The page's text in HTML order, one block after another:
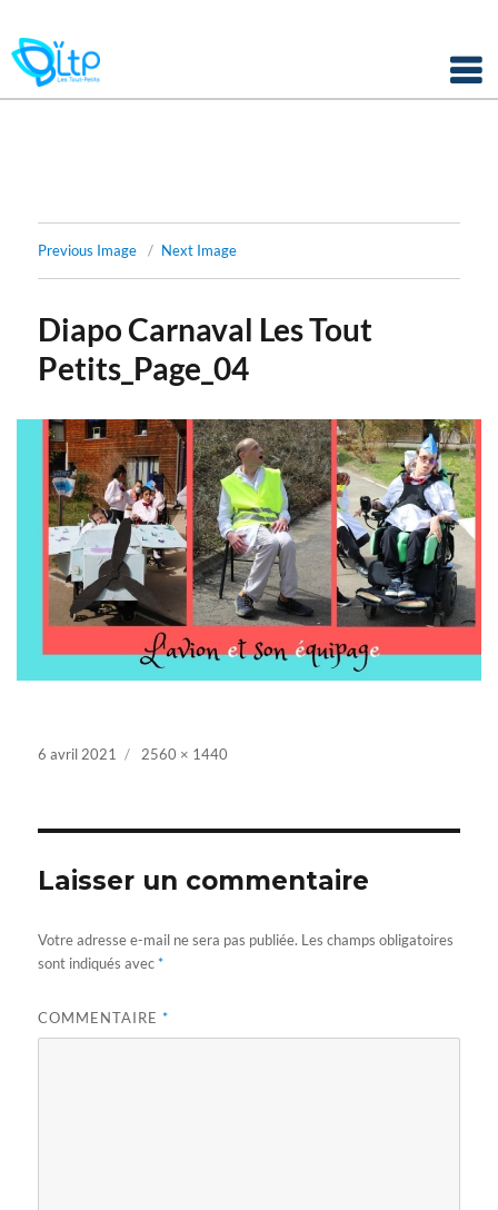
Skip
to
Previous Image Next Image
Diapo Carnaval Les Tout
Petits_Page_04
Posted
6 avril 2021
Full
2560 × 1440
Laisser un commentaire
Votre adresse e-mail ne sera pas publiée. Les champs obligatoires
sont indiqués avec*
COMMENTAIRE*